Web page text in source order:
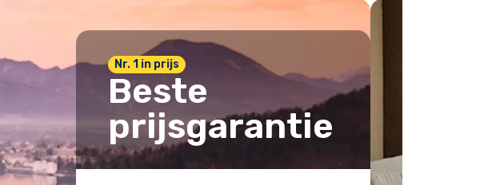
Nr. 1 in prijs
Beste
prijsgarantie